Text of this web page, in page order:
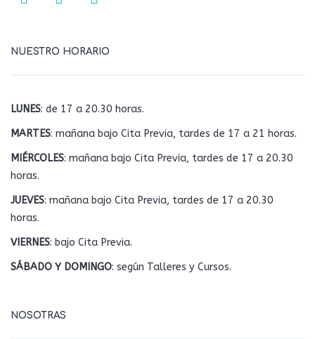
NUESTRO HORARIO
LUNES: de 17 a 20.30 horas.
MARTES: mañana bajo Cita Previa, tardes de 17 a 21 horas.
MIÉRCOLES: mañana bajo Cita Previa, tardes de 17 a 20.30
horas.
JUEVES: mañana bajo Cita Previa, tardes de 17 a 20.30
horas.
VIERNES: bajo Cita Previa.
SÁBADO Y DOMINGO: según Talleres y Cursos.
NOSOTRAS